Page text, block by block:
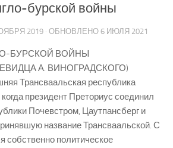
бурской войны
2019 · ОБНОВЛЕНО 6 ИЮЛЯ 2021
БУРСКОЙ ВОЙНЫ
А. ВИНОГРАДСКОГО)
Трансваальская республика
президент Преториус соединил
Почевстром, Цаутпансберг и
название Трансваальской. С
собственно политическое